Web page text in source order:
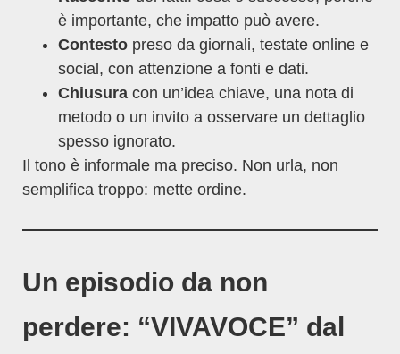
è importante, che impatto può avere.
Contesto preso da giornali, testate online e
social, con attenzione a fonti e dati.
Chiusura con un’idea chiave, una nota di
metodo o un invito a osservare un dettaglio
spesso ignorato.
Il tono è informale ma preciso. Non urla, non
semplifica troppo: mette ordine.
Un episodio da non
perdere: “VIVAVOCE” dal